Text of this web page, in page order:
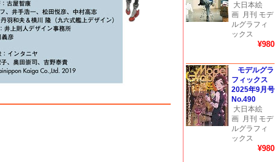
大日本絵
画 月刊 モデ
ルグラフィ
ックス
¥980
モデルグラ
フィックス
2025年9月号
No.490
大日本絵
画 月刊 モデ
ルグラフィ
ックス
¥980